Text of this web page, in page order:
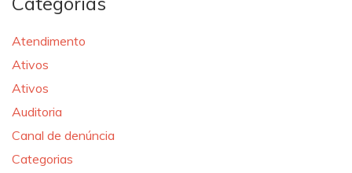
Atendimento
Ativos
Ativos
Auditoria
Canal de denúncia
Categorias